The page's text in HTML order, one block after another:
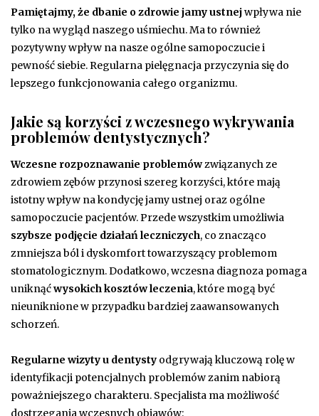
Pamiętajmy, że dbanie o zdrowie jamy ustnejwpływa nie
tylko na wygląd naszego uśmiechu. Ma to również
pozytywny wpływ na nasze ogólne samopoczucie i
pewność siebie. Regularna pielęgnacja przyczynia się do
lepszego funkcjonowania całego organizmu.
Jakie są korzyści z wczesnego wykrywania
problemów dentystycznych?
Wczesne rozpoznawanie problemówzwiązanych ze
zdrowiem zębów przynosi szereg korzyści, które mają
istotny wpływ na kondycję jamy ustnej oraz ogólne
samopoczucie pacjentów. Przede wszystkim umożliwia
szybsze podjęcie działań leczniczych, co znacząco
zmniejsza ból i dyskomfort towarzyszący problemom
stomatologicznym. Dodatkowo, wczesna diagnoza pomaga
uniknąćwysokich kosztów leczenia, które mogą być
nieuniknione w przypadku bardziej zaawansowanych
schorzeń.
Regularne wizyty u dentysty odgrywają kluczową rolę w
identyfikacji potencjalnych problemów zanim nabiorą
poważniejszego charakteru. Specjalista ma możliwość